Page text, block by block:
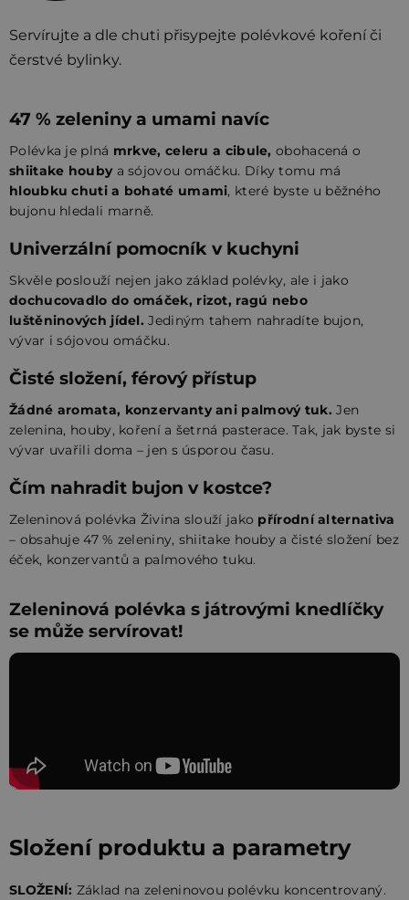
Servírujte a dle chuti přisypejte polévkové koření či
čerstvé bylinky.
47 % zeleniny a umami navíc
Polévka je plná mrkve, celeru a cibule, obohacená o
shiitake houbya sójovou omáčku. Díky tomu má
hloubku chuti a bohaté umami, které byste u běžného
bujonu hledali marně.
Univerzální pomocník v kuchyni
Skvěle poslouží nejen jako základ polévky, ale i jako
dochucovadlo do omáček, rizot, ragú nebo
luštěninových jídel. Jediným tahem nahradíte bujon,
vývar i sójovou omáčku.
Čisté složení, férový přístup
Žádné aromata, konzervanty ani palmový tuk. Jen
zelenina, houby, koření a šetrná pasterace. Tak, jak byste si
vývar uvařili doma – jen s úsporou času.
Čím nahradit bujon v kostce?
Zeleninová polévka Živina slouží jako přírodní alternativa
– obsahuje 47 % zeleniny, shiitake houby a čisté složení bez
éček, konzervantů a palmového tuku.
Zeleninová polévka s játrovými knedlíčky
se může servírovat!
Složení produktu a parametry
SLOŽENÍ: Základ na zeleninovou polévku koncentrovaný.